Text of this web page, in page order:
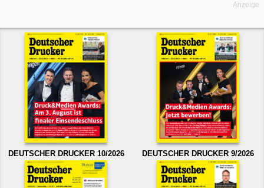
Anzeige
DEUTSCHER DRUCKER 10/2026 DEUTSCHER DRUCKER 9/2026